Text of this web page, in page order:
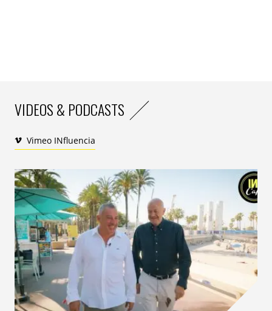
VIDEOS & PODCASTS
Vimeo INfluencia